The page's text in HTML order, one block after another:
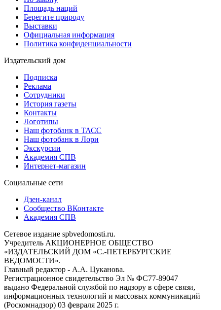
Площадь наций
Берегите природу
Выставки
Официальная информация
Политика конфиденциальности
Издательский дом
Подписка
Реклама
Сотрудники
История газеты
Контакты
Логотипы
Наш фотобанк в ТАСС
Наш фотобанк в Лори
Экскурсии
Академия СПВ
Интернет-магазин
Социальные сети
Дзен-канал
Сообщество ВКонтакте
Академия СПВ
Сетевое издание spbvedomosti.ru.
Учредитель АКЦИОНЕРНОЕ ОБЩЕСТВО
«ИЗДАТЕЛЬСКИЙ ДОМ «С.-ПЕТЕРБУРГСКИЕ
ВЕДОМОСТИ».
Главный редактор - А.А. Цуканова.
Регистрационное свидетельство Эл № ФС77-89047
выдано Федеральной службой по надзору в сфере связи,
информационных технологий и массовых коммуникаций
(Роскомнадзор) 03 февраля 2025 г.